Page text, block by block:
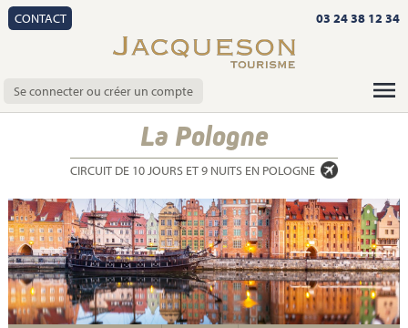
CONTACT 03 24 38 12 34
Se connecter ou créer un compte
La Pologne
CIRCUIT DE 10 JOURS ET 9 NUITS EN POLOGNE